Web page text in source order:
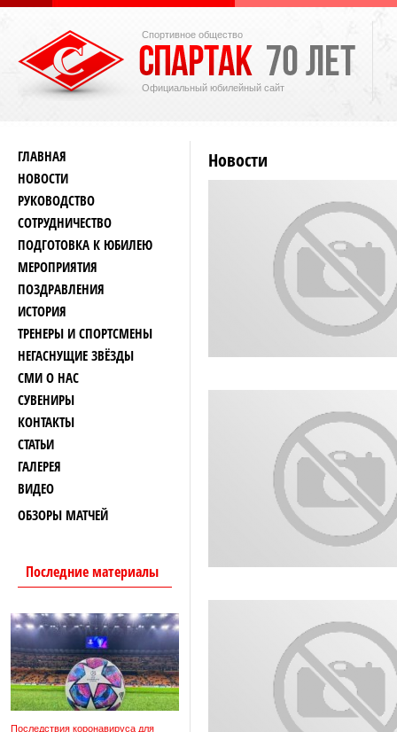
Спортивное общество
Официальный юбилейный сайт
ГЛАВНАЯ
НОВОСТИ
РУКОВОДСТВО
СОТРУДНИЧЕСТВО
ПОДГОТОВКА К ЮБИЛЕЮ
МЕРОПРИЯТИЯ
ПОЗДРАВЛЕНИЯ
ИСТОРИЯ
ТРЕНЕРЫ И СПОРТСМЕНЫ
НЕГАСНУЩИЕ ЗВЁЗДЫ
СМИ О НАС
СУВЕНИРЫ
КОНТАКТЫ
СТАТЬИ
ГАЛЕРЕЯ
ВИДЕО
ОБЗОРЫ МАТЧЕЙ
Последние материалы
Последствия коронавируса для
Новости